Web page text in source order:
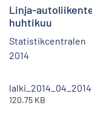
Linja-
huhtikuu
Statistikcentralen
2014
120.75 KB